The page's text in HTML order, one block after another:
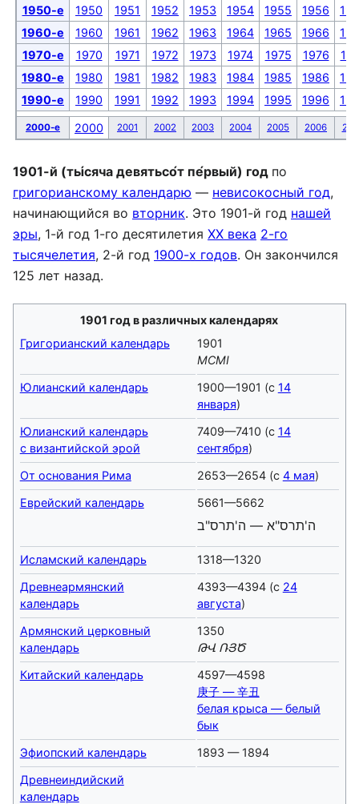
1950-е 1950 1951 1952 1953 1954 1955 1956
1960-е
1960 1961 1962 1963 1964 1965 1966
1970-е
1970 1971 1972 1973 1974 1975 1976
1980-е
1980 1981 1982 1983 1984 1985 1986
1990-е
1990 1991 1992 1993 1994 1995 1996
2000-е 2000 2001 2002 2003 2004 2005 2006
1901-й (ты́сяча девятьсо́т пе́рвый) год по
григорианскому календарю — невисокосный год,
начинающийся во вторник. Это 1901-й год нашей
эры, 1-й год 1-го десятилетия XX века 2-го
тысячелетия, 2-й год 1900-х годов. Он закончился
125 лет назад.
1901 год в различных календарях
Григорианский календарь
1901
MCMI
Юлианский календарь
1900—1901 (с 14
января)
Юлианский календарь
с византийской эрой
7409—7410 (с 14
сентября)
От основания Рима
2653—2654 (с 4 мая)
Еврейский календарь
5661—5662
ה'תרס"א — ה'תרס"ב
Исламский календарь
1318—1320
Древнеармянский
календарь
4393—4394 (с 24
августа)
Армянский церковный
календарь
1350
ԹՎ ՌՅԾ
Китайский календарь
4597—4598
庚子 — 辛丑
белая крыса — белый
бык
Эфиопский календарь
1893 — 1894
Древнеиндийский
календарь